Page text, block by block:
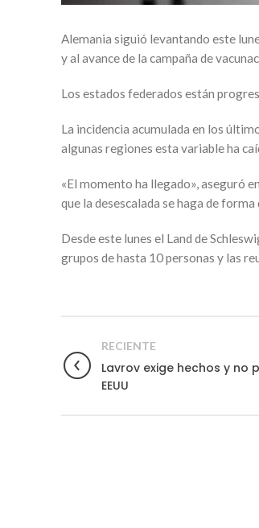
Alemania siguió levantando este
y al avance de la campaña de
Los estados federados están
La incidencia acumulada en los
algunas regiones esta variable ha
«El momento ha llegado», aseguró
que la desescalada se haga de
Desde este lunes el Land de
grupos de hasta 10 personas y las
RECIENTE
Lavrov exige hechos y
EEUU